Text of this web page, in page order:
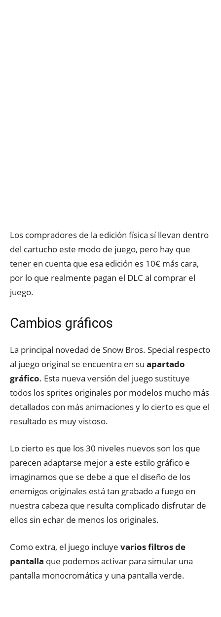
Los compradores de la edición física sí llevan dentro
del cartucho este modo de juego, pero hay que
tener en cuenta que esa edición es 10€ más cara,
por lo que realmente pagan el DLC al comprar el
juego.
Cambios gráficos
La principal novedad de Snow Bros. Special respecto
al juego original se encuentra en su apartado
gráfico. Esta nueva versión del juego sustituye
todos los sprites originales por modelos mucho más
detallados con más animaciones y lo cierto es que el
resultado es muy vistoso.
Lo cierto es que los 30 niveles nuevos son los que
parecen adaptarse mejor a este estilo gráfico e
imaginamos que se debe a que el diseño de los
enemigos originales está tan grabado a fuego en
nuestra cabeza que resulta complicado disfrutar de
ellos sin echar de menos los originales.
Como extra, el juego incluye varios filtros de
pantalla que podemos activar para simular una
pantalla monocromática y una pantalla verde.